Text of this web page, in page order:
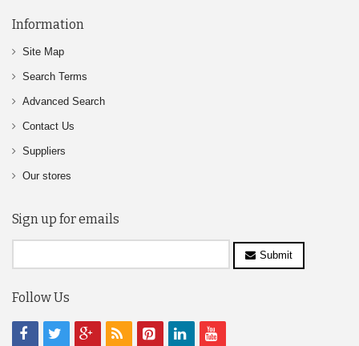
Information
Site Map
Search Terms
Advanced Search
Contact Us
Suppliers
Our stores
Sign up for emails
Submit
Follow Us